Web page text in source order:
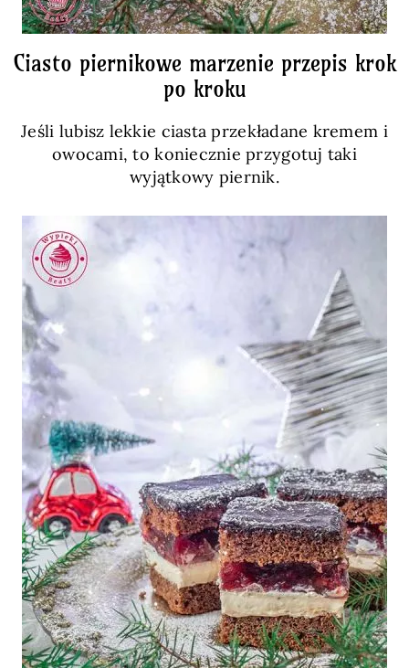
Ciasto piernikowe marzenie przepis krok
po kroku
Jeśli lubisz lekkie ciasta przekładane kremem i
owocami, to koniecznie przygotuj taki
wyjątkowy piernik.